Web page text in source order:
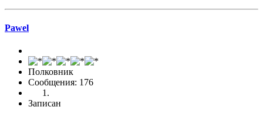
Pawel
Полковник
Сообщения: 176
Записан